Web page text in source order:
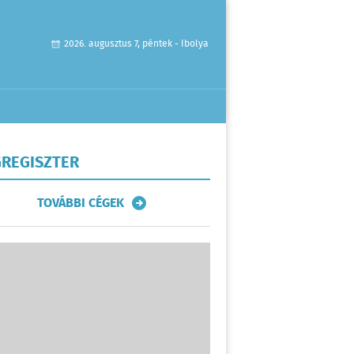
2026. augusztus 7, péntek - Ibolya
TOVÁBBI CÉGEK